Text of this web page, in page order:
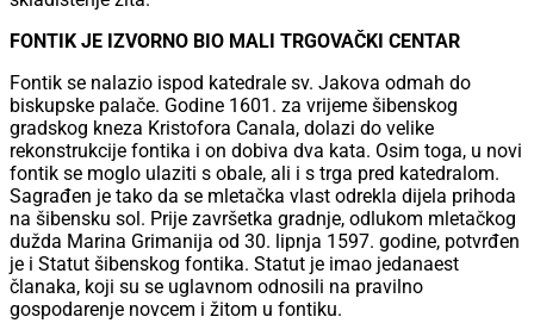
FONTIK JE IZVORNO BIO MALI TRGOVAČKI CENTAR
Fontik se nalazio ispod katedrale sv. Jakova odmah do
biskupske palače. Godine 1601. za vrijeme šibenskog
gradskog kneza Kristofora Canala, dolazi do velike
rekonstrukcije fontika i on dobiva dva kata. Osim toga, u novi
fontik se moglo ulaziti s obale, ali i s trga pred katedralom.
Sagrađen je tako da se mletačka vlast odrekla dijela prihoda
na šibensku sol. Prije završetka gradnje, odlukom mletačkog
dužda Marina Grimanija od 30. lipnja 1597. godine, potvrđen
je i Statut šibenskog fontika. Statut je imao jedanaest
članaka, koji su se uglavnom odnosili na pravilno
gospodarenje novcem i žitom u fontiku.